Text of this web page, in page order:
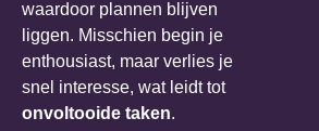
waardoor plannen blijven
liggen. Misschien begin je
enthousiast, maar verlies je
snel interesse, wat leidt tot
onvoltooide taken.